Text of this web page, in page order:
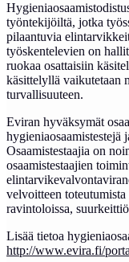
työntekijöiltä, jotka
pilaantuvia
työskentelevien on
ruokaa osattaisiin
käsittelyllä vaikutetaan
turvallisuuteen.
Eviran hyväksymät
hygieniaosaamistestejä
Osaamistestaajia on
osaamistestaajien
velvoitteen
ravintoloissa,
Lisää tietoa
http://www.evira.fi/